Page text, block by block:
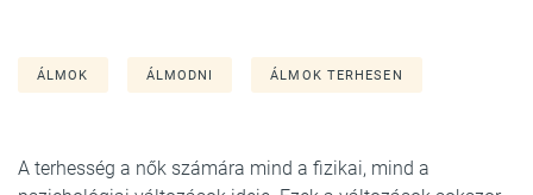
ÁLMOK ÁLMODNI ÁLMOK TERHESEN
A terhesség a nők számára mind a fizikai, mind a